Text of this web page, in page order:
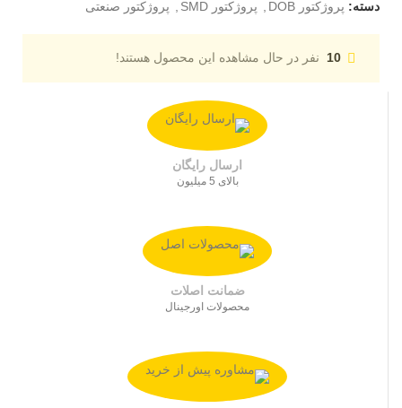
دسته: پروژکتور DOB پروژکتور SMD پروژکتور صنعتی
10 نفر در حال مشاهده این محصول هستند!
ارسال رایگان
بالای 5 میلیون
ضمانت اصلات
محصولات اورجینال